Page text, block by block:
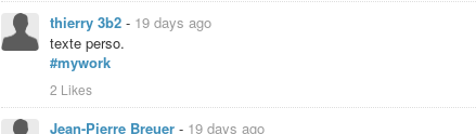
déambulant par les chemins, aux champs d’avocatiers ou de maïs, à la
Sous la carapace flétrie par le destin siège une âme curieuse, déterminée
#fridakahlo #peinture
thierry 3b2 - 19 days ago
texte perso.
#mywork
2 Likes
Jean-Pierre Breuer - 19 days ago